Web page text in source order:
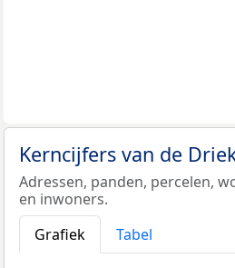
Kerncijfers van de
Adressen, panden, percelen,
en inwoners.
Grafiek
Tabel